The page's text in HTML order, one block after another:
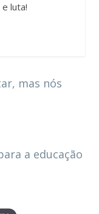
luta!
mas nós
a educação